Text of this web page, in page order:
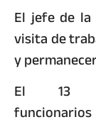
El jefe de la
visita de
y
El 13
funcionarios